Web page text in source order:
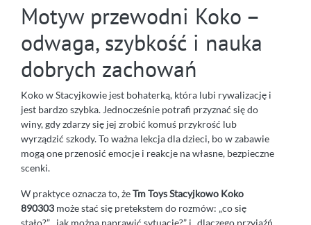
Motyw przewodni Koko –
odwaga, szybkość i nauka
dobrych zachowań
Koko w Stacyjkowie jest bohaterką, która lubi rywalizację i
jest bardzo szybka. Jednocześnie potrafi przyznać się do
winy, gdy zdarzy się jej zrobić komuś przykrość lub
wyrządzić szkody. To ważna lekcja dla dzieci, bo w zabawie
mogą one przenosić emocje i reakcje na własne, bezpieczne
scenki.
W praktyce oznacza to, żeTm Toys Stacyjkowo Koko
890303 może stać się pretekstem do rozmów: „co się